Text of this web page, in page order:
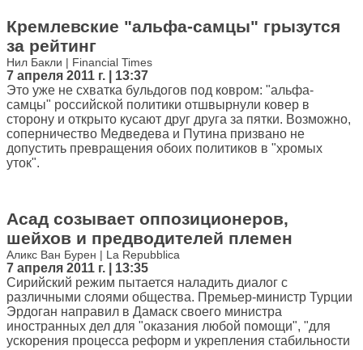
Кремлевские "альфа-самцы" грызутся
за рейтинг
Нил Бакли | Financial Times
7 апреля 2011 г. | 13:37
Это уже не схватка бульдогов под ковром: "альфа-
самцы" российской политики отшвырнули ковер в
сторону и открыто кусают друг друга за пятки. Возможно,
соперничество Медведева и Путина призвано не
допустить превращения обоих политиков в "хромых
уток".
Асад созывает оппозиционеров,
шейхов и предводителей племен
Аликс Ван Бурен | La Repubblica
7 апреля 2011 г. | 13:35
Сирийский режим пытается наладить диалог с
различными слоями общества. Премьер-министр Турции
Эрдоган направил в Дамаск своего министра
иностранных дел для "оказания любой помощи", "для
ускорения процесса реформ и укрепления стабильности